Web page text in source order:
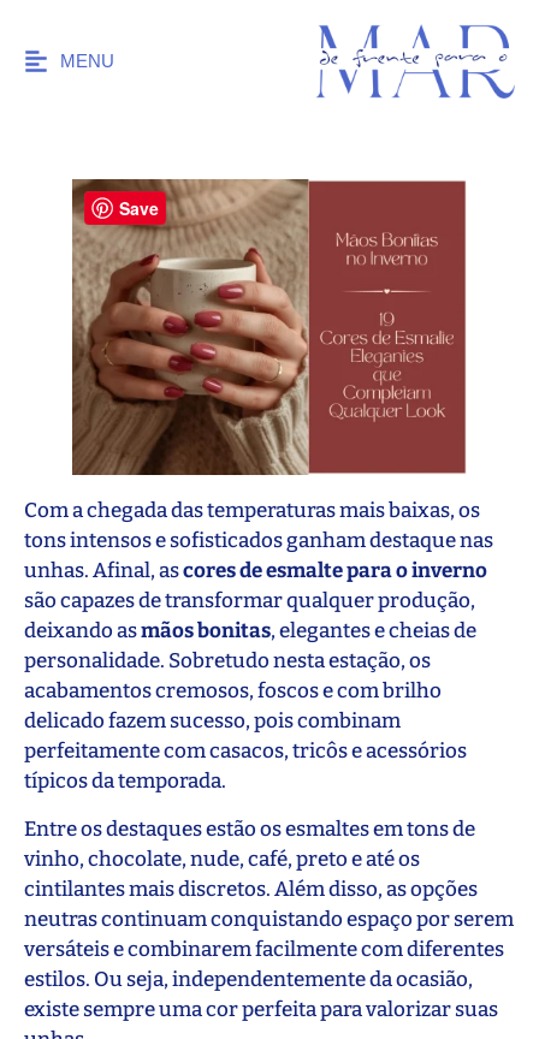
MENU
Com a chegada das temperaturas mais baixas, os
tons intensos e sofisticados ganham destaque nas
unhas. Afinal, ascores de esmalte para o inverno
são capazes de transformar qualquer produção,
deixando asmãos bonitas, elegantes e cheias de
personalidade. Sobretudo nesta estação, os
acabamentos cremosos, foscos e com brilho
delicado fazem sucesso, pois combinam
perfeitamente com casacos, tricôs e acessórios
típicos da temporada.
Entre os destaques estão os esmaltes em tons de
vinho, chocolate, nude, café, preto e até os
cintilantes mais discretos. Além disso, as opções
neutras continuam conquistando espaço por serem
versáteis e combinarem facilmente com diferentes
estilos. Ou seja, independentemente da ocasião,
existe sempre uma cor perfeita para valorizar suas
Save